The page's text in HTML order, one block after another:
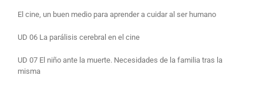
El cine, un buen medio para aprender a cuidar al ser humano
UD 06 La parálisis cerebral en el cine
UD 07 El niño ante la muerte. Necesidades de la familia tras la
misma